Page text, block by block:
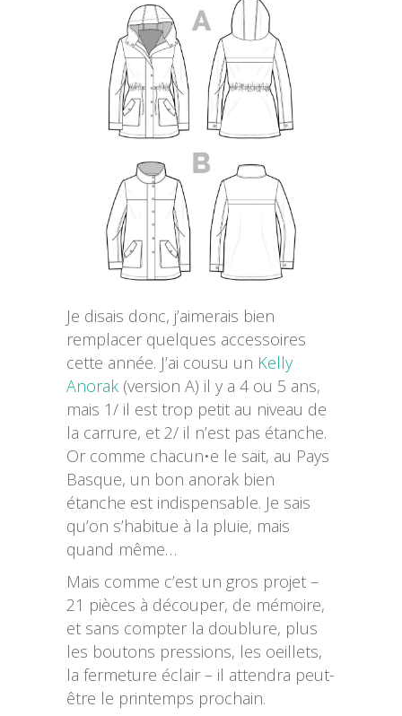
Je disais donc, j’aimerais bien
remplacer quelques accessoires
cette année. J’ai cousu un Kelly
Anorak (version A) il y a 4 ou 5 ans,
mais 1/ il est trop petit au niveau de
la carrure, et 2/ il n’est pas étanche.
Or comme chacun•e le sait, au Pays
Basque, un bon anorak bien
étanche est indispensable. Je sais
qu’on s’habitue à la pluie, mais
quand même…
Mais comme c’est un gros projet –
21 pièces à découper, de mémoire,
et sans compter la doublure, plus
les boutons pressions, les oeillets,
la fermeture éclair – il attendra peut-
être le printemps prochain.